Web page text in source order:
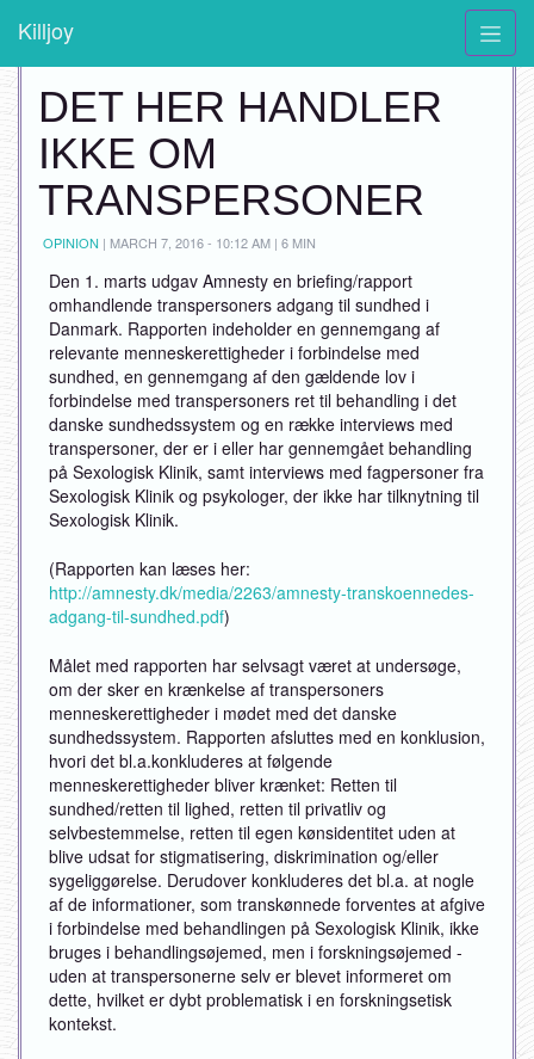
Killjoy
DET HER HANDLER
IKKE OM
TRANSPERSONER
OPINION | MARCH 7, 2016 - 10:12 AM | 6 MIN
Den 1. marts udgav Amnesty en briefing/rapport
omhandlende transpersoners adgang til sundhed i
Danmark. Rapporten indeholder en gennemgang af
relevante menneskerettigheder i forbindelse med
sundhed, en gennemgang af den gældende lov i
forbindelse med transpersoners ret til behandling i det
danske sundhedssystem og en række interviews med
transpersoner, der er i eller har gennemgået behandling
på Sexologisk Klinik, samt interviews med fagpersoner fra
Sexologisk Klinik og psykologer, der ikke har tilknytning til
Sexologisk Klinik.
(Rapporten kan læses her:
http://amnesty.dk/media/2263/amnesty-transkoennedes-
adgang-til-sundhed.pdf)
Målet med rapporten har selvsagt været at undersøge,
om der sker en krænkelse af transpersoners
menneskerettigheder i mødet med det danske
sundhedssystem. Rapporten afsluttes med en konklusion,
hvori det bl.a.konkluderes at følgende
menneskerettigheder bliver krænket: Retten til
sundhed/retten til lighed, retten til privatliv og
selvbestemmelse, retten til egen kønsidentitet uden at
blive udsat for stigmatisering, diskrimination og/eller
sygeliggørelse. Derudover konkluderes det bl.a. at nogle
af de informationer, som transkønnede forventes at afgive
i forbindelse med behandlingen på Sexologisk Klinik, ikke
bruges i behandlingsøjemed, men i forskningsøjemed -
uden at transpersonerne selv er blevet informeret om
dette, hvilket er dybt problematisk i en forskningsetisk
kontekst.